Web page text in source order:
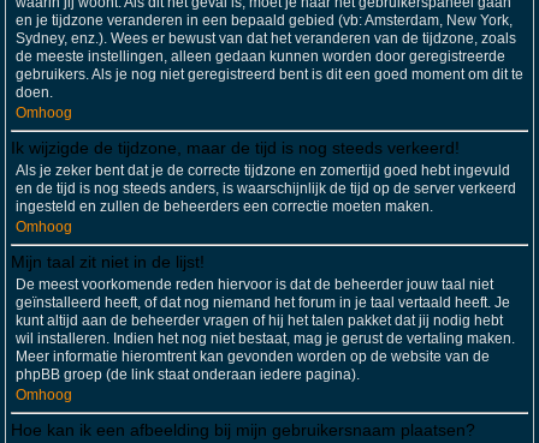
en je tijdzone veranderen in een bepaald gebied (vb: Amsterdam, New York,
Sydney, enz.). Wees er bewust van dat het veranderen van de tijdzone, zoals
de meeste instellingen, alleen gedaan kunnen worden door geregistreerde
gebruikers. Als je nog niet geregistreerd bent is dit een goed moment om dit te
doen.
Omhoog
Ik wijzigde de tijdzone, maar de tijd is nog steeds verkeerd!
Als je zeker bent dat je de correcte tijdzone en zomertijd goed hebt ingevuld
en de tijd is nog steeds anders, is waarschijnlijk de tijd op de server verkeerd
ingesteld en zullen de beheerders een correctie moeten maken.
Omhoog
Mijn taal zit niet in de lijst!
De meest voorkomende reden hiervoor is dat de beheerder jouw taal niet
geïnstalleerd heeft, of dat nog niemand het forum in je taal vertaald heeft. Je
kunt altijd aan de beheerder vragen of hij het talen pakket dat jij nodig hebt
wil installeren. Indien het nog niet bestaat, mag je gerust de vertaling maken.
Meer informatie hieromtrent kan gevonden worden op de website van de
phpBB groep (de link staat onderaan iedere pagina).
Omhoog
Hoe kan ik een afbeelding bij mijn gebruikersnaam plaatsen?